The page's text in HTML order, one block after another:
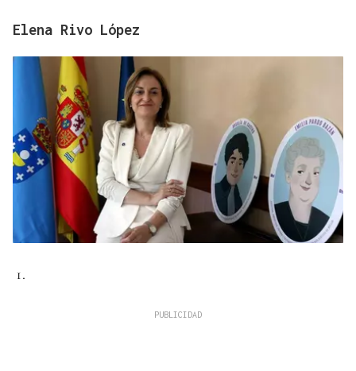
Elena Rivo López